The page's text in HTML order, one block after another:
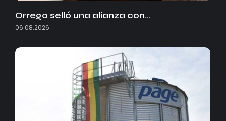
Orrego selló una alianza con…
06.08.2026